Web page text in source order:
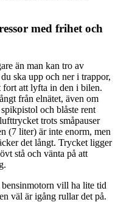
med frihet och
än man kan tro av
ska upp och ner i trappor,
fort att lyfta in den i bilen.
från elnätet, även om
och blåste rent
trots småpauser
(7 liter) är inte enorm, men
det långt. Trycket ligger
stå och vänta på att
bensinmotorn vill ha lite tid
väl är igång rullar det på.